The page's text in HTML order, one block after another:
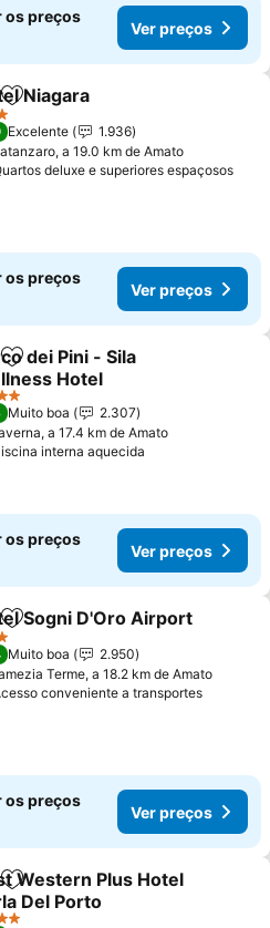
os preços
Ver preços
Adicionar aos favoritos
Niagara
Excelente
1.936
a 19.0 km de Amato
deluxe e superiores espaçosos
os preços
Ver preços
Adicionar aos favoritos
dei Pini - Sila
Hotel
Muito boa
2.307
a 17.4 km de Amato
interna aquecida
os preços
Ver preços
Adicionar aos favoritos
Sogni D'Oro Airport
Muito boa
2.950
Terme, a 18.2 km de Amato
conveniente a transportes
os preços
Ver preços
Adicionar aos favoritos
Western Plus Hotel
Del Porto